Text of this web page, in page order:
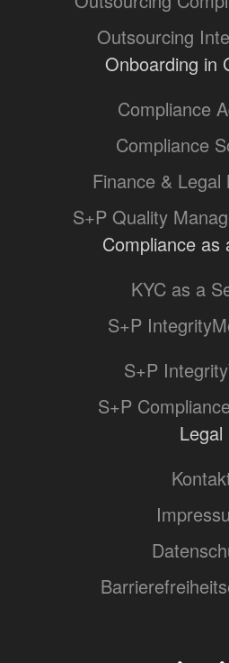
Outsourcing
Onboarding in
Compliance
Compliance
Finance & Legal
S+P Quality
Compliance as
KYC as a
S+P
S+P
S+P
Legal